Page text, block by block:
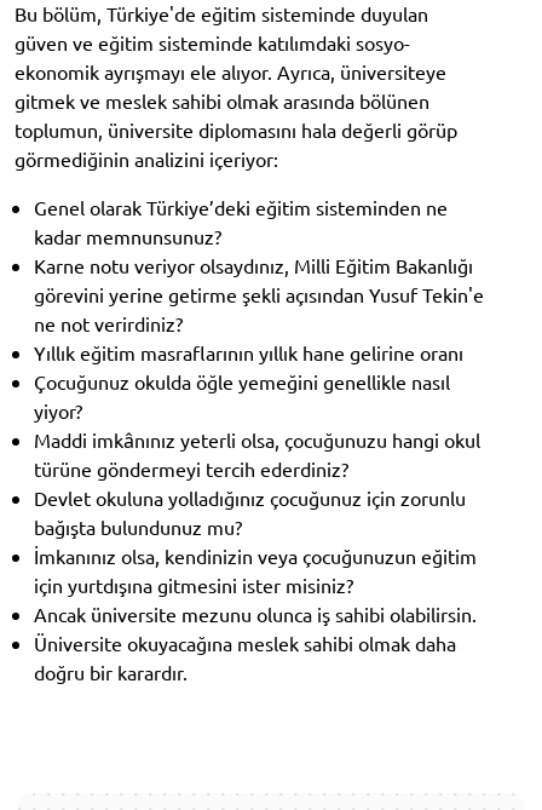
Bu bölüm, Türkiye'de eğitim sisteminde duyulan
güven ve eğitim sisteminde katılımdaki sosyo-
ekonomik ayrışmayı ele alıyor. Ayrıca, üniversiteye
gitmek ve meslek sahibi olmak arasında bölünen
toplumun, üniversite diplomasını hala değerli görüp
görmediğinin analizini içeriyor:
Genel olarak Türkiye’deki eğitim sisteminden ne
kadar memnunsunuz?
Karne notu veriyor olsaydınız, Milli Eğitim Bakanlığı
görevini yerine getirme şekli açısından Yusuf Tekin'e
ne not verirdiniz?
Yıllık eğitim masraflarının yıllık hane gelirine oranı
Çocuğunuz okulda öğle yemeğini genellikle nasıl
yiyor?
Maddi imkânınız yeterli olsa, çocuğunuzu hangi okul
türüne göndermeyi tercih ederdiniz?
Devlet okuluna yolladığınız çocuğunuz için zorunlu
bağışta bulundunuz mu?
İmkanınız olsa, kendinizin veya çocuğunuzun eğitim
için yurtdışına gitmesini ister misiniz?
Ancak üniversite mezunu olunca iş sahibi olabilirsin.
Üniversite okuyacağına meslek sahibi olmak daha
doğru bir karardır.